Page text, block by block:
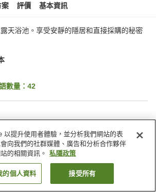
案 評價 基本資訊
天浴池。享受安靜的隱居和直接採購的秘密
數量： 42
餐廳
咖啡廳
找客房
以提升使用者體驗，並分析我們網站的表
向我們的社群媒體、廣告和分析合作夥伴
的相關資訊。
私隱政策
的個人資料 接受所有